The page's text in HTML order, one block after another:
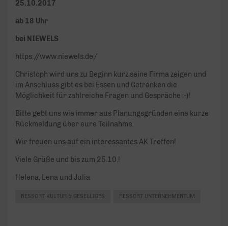
25.10.2017
ab 18 Uhr
bei NIEWELS
https://www.niewels.de/
Christoph wird uns zu Beginn kurz seine Firma zeigen und
im Anschluss gibt es bei Essen und Getränken die
Möglichkeit für zahlreiche Fragen und Gespräche ;-)!
Bitte gebt uns wie immer aus Planungsgründen eine kurze
Rückmeldung über eure Teilnahme.
Wir freuen uns auf ein interessantes AK Treffen!
Viele Grüße und bis zum 25.10.!
Helena, Lena und Julia
RESSORT KULTUR & GESELLIGES RESSORT UNTERNEHMERTUM